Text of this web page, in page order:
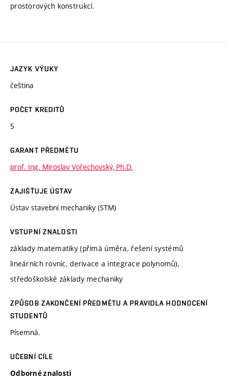
prostorových konstrukcí.
JAZYK VÝUKY
čeština
POČET KREDITŮ
5
GARANT PŘEDMĚTU
prof. Ing. Miroslav Vořechovský, Ph.D.
ZAJIŠŤUJE ÚSTAV
Ústav stavební mechaniky (STM)
VSTUPNÍ ZNALOSTI
základy matematiky (přímá úměra, řešení systémů
lineárních rovnic, derivace a integrace polynomů),
středoškolské základy mechaniky
ZPŮSOB ZAKONČENÍ PŘEDMĚTU A PRAVIDLA HODNOCENÍ
STUDENTŮ
Písemná.
UČEBNÍ CÍLE
Odborné znalosti